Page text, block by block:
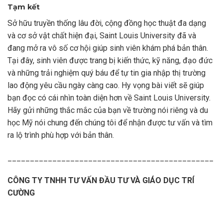
Tạm kết
Sở hữu truyền thống lâu đời, cộng đồng học thuật đa dạng
và cơ sở vật chất hiện đại, Saint Louis University đã và
đang mở ra vô số cơ hội giúp sinh viên khám phá bản thân.
Tại đây, sinh viên được trang bị kiến thức, kỹ năng, đạo đức
và những trải nghiệm quý báu để tự tin gia nhập thị trường
lao động yêu cầu ngày càng cao. Hy vọng bài viết sẽ giúp
bạn đọc có cái nhìn toàn diện hơn về Saint Louis University.
Hãy gửi những thắc mắc của bạn về trường nói riêng và du
học Mỹ nói chung đến chúng tôi để nhận được tư vấn và tìm
ra lộ trình phù hợp với bản thân.
CÔNG TY TNHH TƯ VẤN ĐẦU TƯ VÀ GIÁO DỤC TRÍ
CƯỜNG